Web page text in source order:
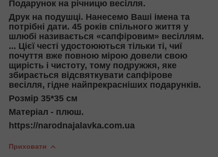
Подарунок на річницю весілля.
Друк на подушці. Нанесемо Ваші імена та
потрібні дати. 45 років спільного життя у
шлюбі називається «сапфіровим» весіллям.
... Цієї честі удостоюються тільки ті, чиї
почуття вже повною мірою довели свою
щирість і чистоту, тому подружжя, яке
збирається відсвяткувати сапфірове
весілля, гідне найпрекрасніших подарунків.
Розмір 35*35 см
Матеріал - плюш.
https://narodnajalavka.com.ua
Приховати